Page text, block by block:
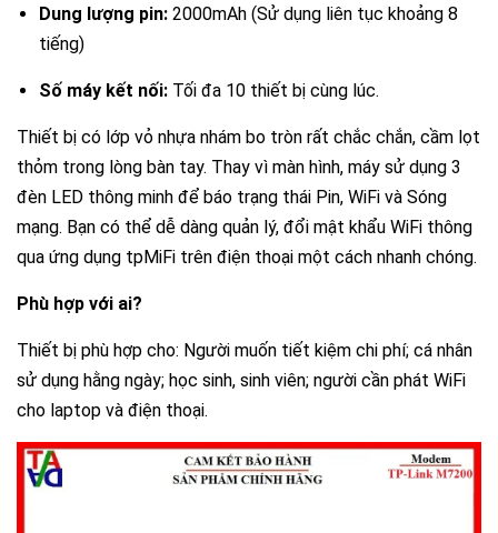
Dung lượng pin: 2000mAh (Sử dụng liên tục khoảng 8
tiếng)
Số máy kết nối: Tối đa 10 thiết bị cùng lúc.
Thiết bị có lớp vỏ nhựa nhám bo tròn rất chắc chắn, cầm lọt
thỏm trong lòng bàn tay. Thay vì màn hình, máy sử dụng 3
đèn LED thông minh để báo trạng thái Pin, WiFi và Sóng
mạng. Bạn có thể dễ dàng quản lý, đổi mật khẩu WiFi thông
qua ứng dụng tpMiFi trên điện thoại một cách nhanh chóng.
Phù hợp với ai?
Thiết bị phù hợp cho: Người muốn tiết kiệm chi phí; cá nhân
sử dụng hằng ngày; học sinh, sinh viên; người cần phát WiFi
cho laptop và điện thoại.